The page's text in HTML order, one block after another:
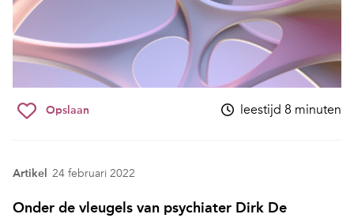
Opslaan leestijd 8 minuten
Artikel 24 februari 2022
Onder de vleugels van psychiater Dirk De